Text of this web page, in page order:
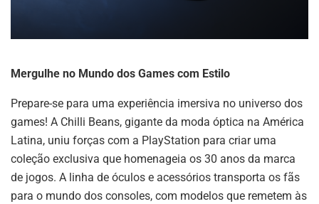
Mergulhe no Mundo dos Games com Estilo
Prepare-se para uma experiência imersiva no universo dos
games! A Chilli Beans, gigante da moda óptica na América
Latina, uniu forças com a PlayStation para criar uma
coleção exclusiva que homenageia os 30 anos da marca
de jogos. A linha de óculos e acessórios transporta os fãs
para o mundo dos consoles, com modelos que remetem às